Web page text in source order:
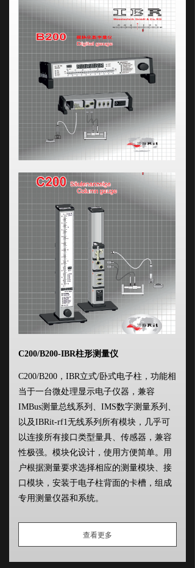
查看更多
C200/B200-IBR柱形测量仪
C200/B200，IBR立式/卧式电子柱，功能相
当于一台微处理显示电子仪器，兼容
IMBus测量总线系列、IMS数字测量系列、
以及IBRit-rf1无线系列所有模块，几乎可
以连接所有接口类型量具、传感器，兼容
性极强。模块化设计，使用方便简单。用
户根据测量要求选择相应的测量模块、接
口模块，安装于电子柱背面的卡槽，组成
专用测量仪器和系统。